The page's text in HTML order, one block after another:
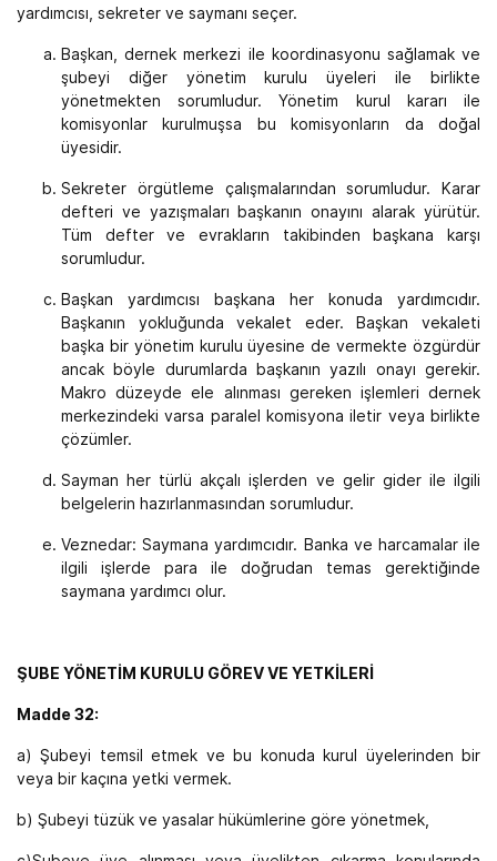
yardımcısı, sekreter ve saymanı seçer.
Başkan, dernek merkezi ile koordinasyonu sağlamak ve
şubeyi diğer yönetim kurulu üyeleri ile birlikte
yönetmekten sorumludur. Yönetim kurul kararı ile
komisyonlar kurulmuşsa bu komisyonların da doğal
üyesidir.
Sekreter örgütleme çalışmalarından sorumludur. Karar
defteri ve yazışmaları başkanın onayını alarak yürütür.
Tüm defter ve evrakların takibinden başkana karşı
sorumludur.
Başkan yardımcısı başkana her konuda yardımcıdır.
Başkanın yokluğunda vekalet eder. Başkan vekaleti
başka bir yönetim kurulu üyesine de vermekte özgürdür
ancak böyle durumlarda başkanın yazılı onayı gerekir.
Makro düzeyde ele alınması gereken işlemleri dernek
merkezindeki varsa paralel komisyona iletir veya birlikte
çözümler.
Sayman her türlü akçalı işlerden ve gelir gider ile ilgili
belgelerin hazırlanmasından sorumludur.
Veznedar: Saymana yardımcıdır. Banka ve harcamalar ile
ilgili işlerde para ile doğrudan temas gerektiğinde
saymana yardımcı olur.
ŞUBE YÖNETİM KURULU GÖREV VE YETKİLERİ
Madde 32:
a) Şubeyi temsil etmek ve bu konuda kurul üyelerinden bir
veya bir kaçına yetki vermek.
b) Şubeyi tüzük ve yasalar hükümlerine göre yönetmek,